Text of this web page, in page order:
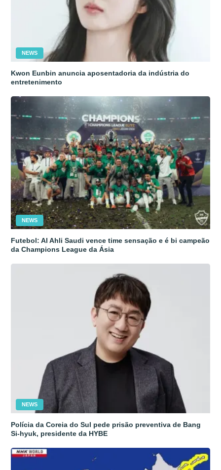
NEWS
Kwon Eunbin anuncia aposentadoria da indústria do
entretenimento
NEWS
Futebol: Al Ahli Saudi vence time sensação e é bi campeão
da Champions League da Ásia
NEWS
Polícia da Coreia do Sul pede prisão preventiva de Bang
Si-hyuk, presidente da HYBE